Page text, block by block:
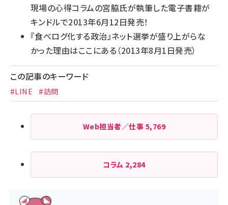
現場の心得コラムの宮脇氏が執筆した電子書籍が
キンドルで2013年6月12日発売！
『食べログ化する政治』ネット選挙が盛り上がらな
かった理由はここにある（2013年8月1日発売）
この記事のキーワード
#LINE #訪問
Web担当者／仕事 5,769
コラム 2,284